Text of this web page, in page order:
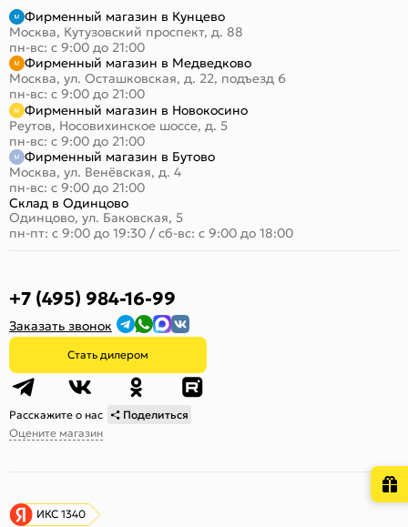
Фирменный магазин в Кунцево
Москва, Кутузовский проспект, д. 88
пн-вс: с 9:00 до 21:00
Фирменный магазин в Медведково
Москва, ул. Осташковская, д. 22, подъезд 6
пн-вс: с 9:00 до 21:00
Фирменный магазин в Новокосино
Реутов, Носовихинское шоссе, д. 5
пн-вс: с 9:00 до 21:00
Фирменный магазин в Бутово
Москва, ул. Венёвская, д. 4
пн-вс: с 9:00 до 21:00
Склад в Одинцово
Одинцово, ул. Баковская, 5
пн-пт: с 9:00 до 19:30 / сб-вс: с 9:00 до 18:00
+7 (495) 984-16-99
Заказать звонок
Стать дилером
Расскажите о нас
Поделиться
Оцените магазин
ИКС 1340